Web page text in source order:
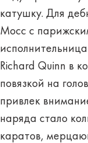
катушку. Для
Мосс с
Richard Quinn в
повязкой на
привлек
наряда стало
каратов,